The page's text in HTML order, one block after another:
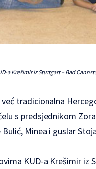
a Krešimir iz Stuttgart – Bad
tradicionalna
s predsjednikom
Minea i guslar
KUD-a Krešimir iz